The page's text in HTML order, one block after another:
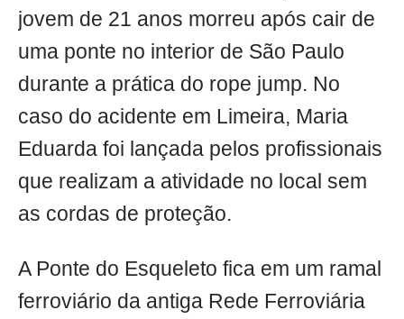
jovem de 21 anos morreu após cair de
uma ponte no interior de São Paulo
durante a prática do rope jump. No
caso do acidente em Limeira, Maria
Eduarda foi lançada pelos profissionais
que realizam a atividade no local sem
as cordas de proteção.
A Ponte do Esqueleto fica em um ramal
ferroviário da antiga Rede Ferroviária